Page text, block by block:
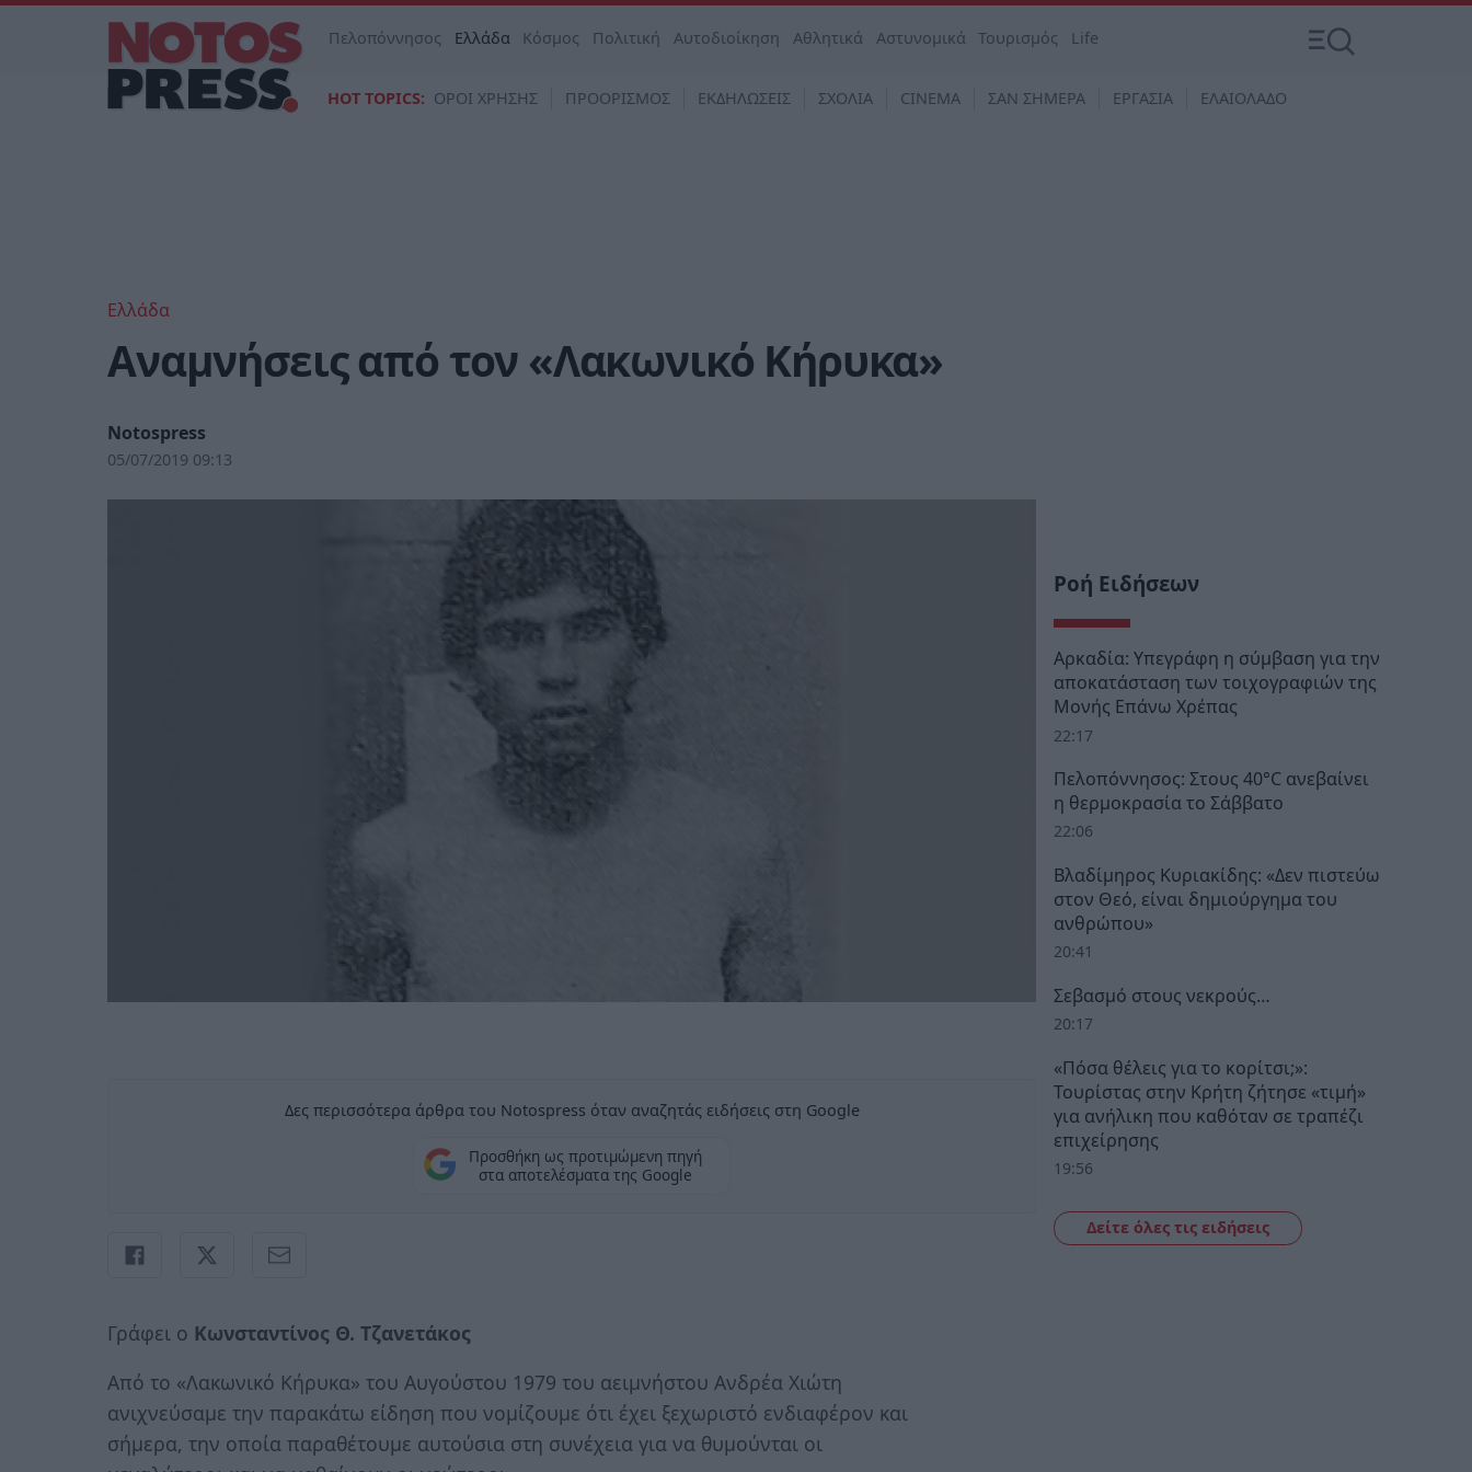
Πελοπόννησος Ελλάδα Κόσμος Πολιτική Αυτοδιοίκηση Αθλητικά Αστυνομικά Τουρισμός Life
HOT TOPICS: ΟΡΟΙ ΧΡΗΣΗΣ ΠΡΟΟΡΙΣΜΟΣ ΕΚΔΗΛΩΣΕΙΣ ΣΧΟΛΙΑ CINEMA ΣΑΝ ΣΗΜΕΡΑ ΕΡΓΑΣΙΑ ΕΛΑΙΟΛΑΔΟ
Ελλάδα
Αναμνήσεις από τον «Λακωνικό Κήρυκα»
Notospress
05/07/2019 09:13
Δες περισσότερα άρθρα του Notospress όταν αναζητάς ειδήσεις στη Google
Προσθήκη ως προτιμώμενη πηγή
στα αποτελέσματα της Google
Γράφει ο Κωνσταντίνος Θ. Τζανετάκος
Από το «Λακωνικό Κήρυκα» του Αυγούστου 1979 του αειμνήστου Ανδρέα Χιώτη
ανιχνεύσαμε την παρακάτω είδηση που νομίζουμε ότι έχει ξεχωριστό ενδιαφέρον και
σήμερα, την οποία παραθέτουμε αυτούσια στη συνέχεια για να θυμούνται οι
Ροή Ειδήσεων
Αρκαδία: Υπεγράφη η σύμβαση για την
αποκατάσταση των τοιχογραφιών της
Μονής Επάνω Χρέπας
22:17
Πελοπόννησος: Στους 40°C ανεβαίνει
η θερμοκρασία το Σάββατο
22:06
Βλαδίμηρος Κυριακίδης: «Δεν πιστεύω
στον Θεό, είναι δημιούργημα του
ανθρώπου»
20:41
Σεβασμό στους νεκρούς…
20:17
«Πόσα θέλεις για το κορίτσι;»:
Τουρίστας στην Κρήτη ζήτησε «τιμή»
για ανήλικη που καθόταν σε τραπέζι
επιχείρησης
19:56
Δείτε όλες τις ειδήσεις